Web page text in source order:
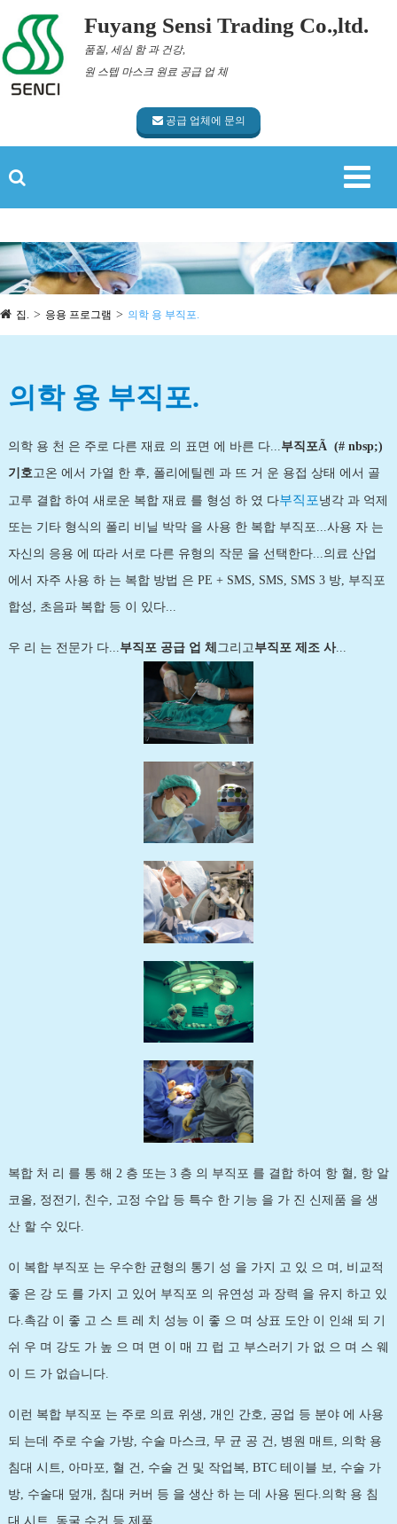
Fuyang Sensi Trading Co.,ltd.
품질, 세심 함 과 건강,
원 스텝 마스크 원료 공급 업 체
공급 업체에 문의
집. 응용 프로그램 의학 용 부직포.
의학 용 부직포.
의학 용 천 은 주로 다른 재료 의 표면 에 바른 다...부직포Ã  (# nbsp;)
기호고온 에서 가열 한 후, 폴리에틸렌 과 뜨 거 운 용접 상태 에서 골
고루 결합 하여 새로운 복합 재료 를 형성 하 였 다부직포 냉각 과 억제
또는 기타 형식의 폴리 비닐 박막 을 사용 한 복합 부직포...사용 자 는
자신의 응용 에 따라 서로 다른 유형의 작문 을 선택한다...의료 산업
에서 자주 사용 하 는 복합 방법 은 PE + SMS, SMS, SMS 3 방, 부직포
합성, 초음파 복합 등 이 있다...
우 리 는 전문가 다...부직포 공급 업 체 그리고부직포 제조 사...
복합 처 리 를 통 해 2 층 또는 3 층 의 부직포 를 결합 하여 항 혈, 항 알
코올, 정전기, 친수, 고정 수압 등 특수 한 기능 을 가 진 신제품 을 생
산 할 수 있다.
이 복합 부직포 는 우수한 균형의 통기 성 을 가지 고 있 으 며, 비교적
좋 은 강 도 를 가지 고 있어 부직포 의 유연성 과 장력 을 유지 하고 있
다.촉감 이 좋 고 스 트 레 치 성능 이 좋 으 며 상표 도안 이 인쇄 되 기
쉬 우 며 강도 가 높 으 며 면 이 매 끄 럽 고 부스러기 가 없 으 며 스 웨
이 드 가 없습니다.
이런 복합 부직포 는 주로 의료 위생, 개인 간호, 공업 등 분야 에 사용
되 는데 주로 수술 가방, 수술 마스크, 무 균 공 건, 병원 매트, 의학 용
침대 시트, 아마포, 혈 건, 수술 건 및 작업복, BTC 테이블 보, 수술 가
방, 수술대 덮개, 침대 커버 등 을 생산 하 는 데 사용 된다.의학 용 침
대 시트, 동굴 수건 등 제품.